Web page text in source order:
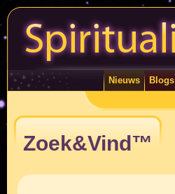
Nieuws Blogs
Zoek&Vind™